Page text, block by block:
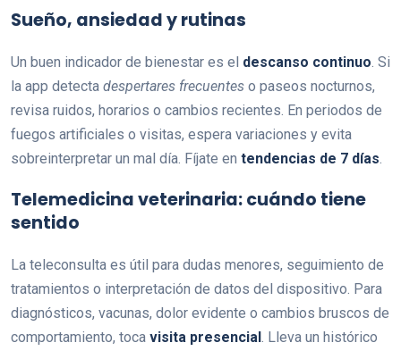
Sueño, ansiedad y rutinas
Un buen indicador de bienestar es el descanso continuo. Si
la app detecta despertares frecuentes o paseos nocturnos,
revisa ruidos, horarios o cambios recientes. En periodos de
fuegos artificiales o visitas, espera variaciones y evita
sobreinterpretar un mal día. Fíjate en tendencias de 7 días.
Telemedicina veterinaria: cuándo tiene
sentido
La teleconsulta es útil para dudas menores, seguimiento de
tratamientos o interpretación de datos del dispositivo. Para
diagnósticos, vacunas, dolor evidente o cambios bruscos de
comportamiento, toca visita presencial. Lleva un histórico